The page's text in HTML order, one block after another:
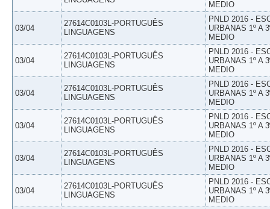
MEDIO
03/04
27614C0103L-PORTUGUÊS
LINGUAGENS
PNLD 2016 -
URBANAS 1º A
MEDIO
03/04
27614C0103L-PORTUGUÊS
LINGUAGENS
PNLD 2016 -
URBANAS 1º A
MEDIO
03/04
27614C0103L-PORTUGUÊS
LINGUAGENS
PNLD 2016 -
URBANAS 1º A
MEDIO
03/04
27614C0103L-PORTUGUÊS
LINGUAGENS
PNLD 2016 -
URBANAS 1º A
MEDIO
03/04
27614C0103L-PORTUGUÊS
LINGUAGENS
PNLD 2016 -
URBANAS 1º A
MEDIO
03/04
27614C0103L-PORTUGUÊS
LINGUAGENS
PNLD 2016 -
URBANAS 1º A
MEDIO